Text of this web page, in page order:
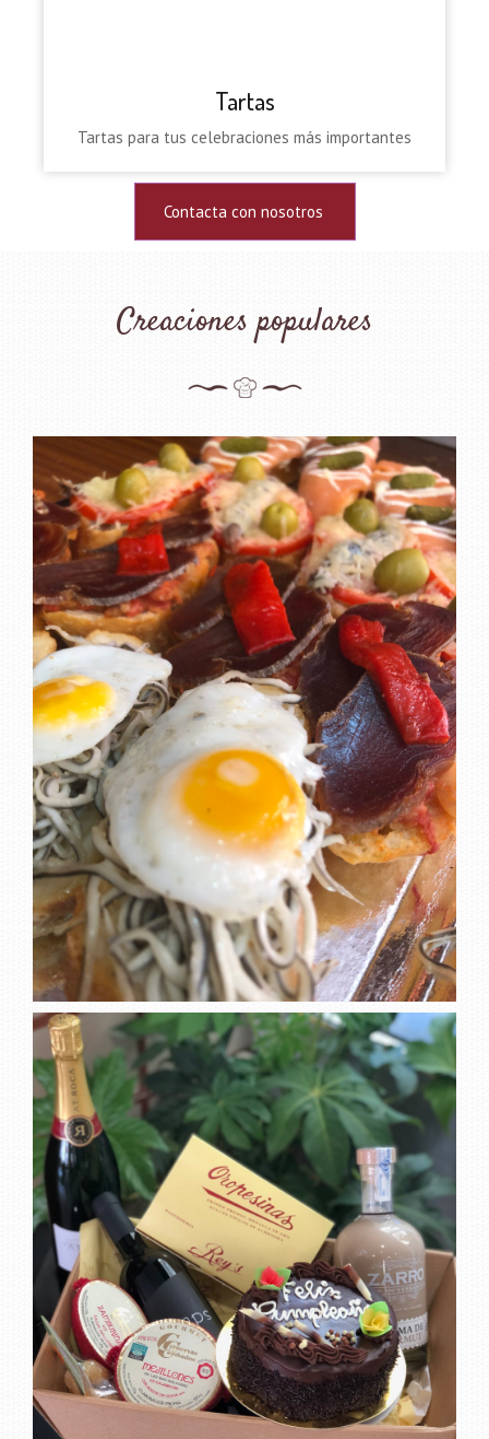
Tartas
Tartas para tus celebraciones más importantes
Contacta con nosotros
Creaciones populares